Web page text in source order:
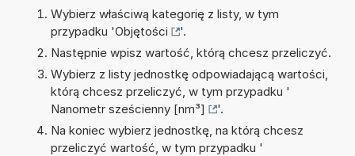
Wybierz właściwą kategorię z listy, w tym
przypadku 'Objętości
'.
Następnie wpisz wartość, którą chcesz przeliczyć.
Wybierz z listy jednostkę odpowiadającą wartości,
którą chcesz przeliczyć, w tym przypadku '
Nanometr sześcienny [nm³]
'.
Na koniec wybierz jednostkę, na którą chcesz
przeliczyć wartość, w tym przypadku '